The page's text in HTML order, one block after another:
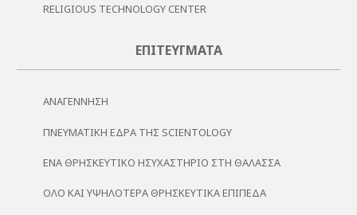
RELIGIOUS TECHNOLOGY CENTER
ΕΠΙΤΕΎΓΜΑΤΑ
ΑΝΑΓΈΝΝΗΣΗ
ΠΝΕΥΜΑΤΙΚΉ ΈΔΡΑ ΤΗΣ SCIENTOLOGY
ΈΝΑ ΘΡΗΣΚΕΥΤΙΚΌ ΗΣΥΧΑΣΤΉΡΙΟ ΣΤΗ ΘΆΛΑΣΣΑ
ΌΛΟ ΚΑΙ ΥΨΗΛΌΤΕΡΑ ΘΡΗΣΚΕΥΤΙΚΆ ΕΠΊΠΕΔΑ